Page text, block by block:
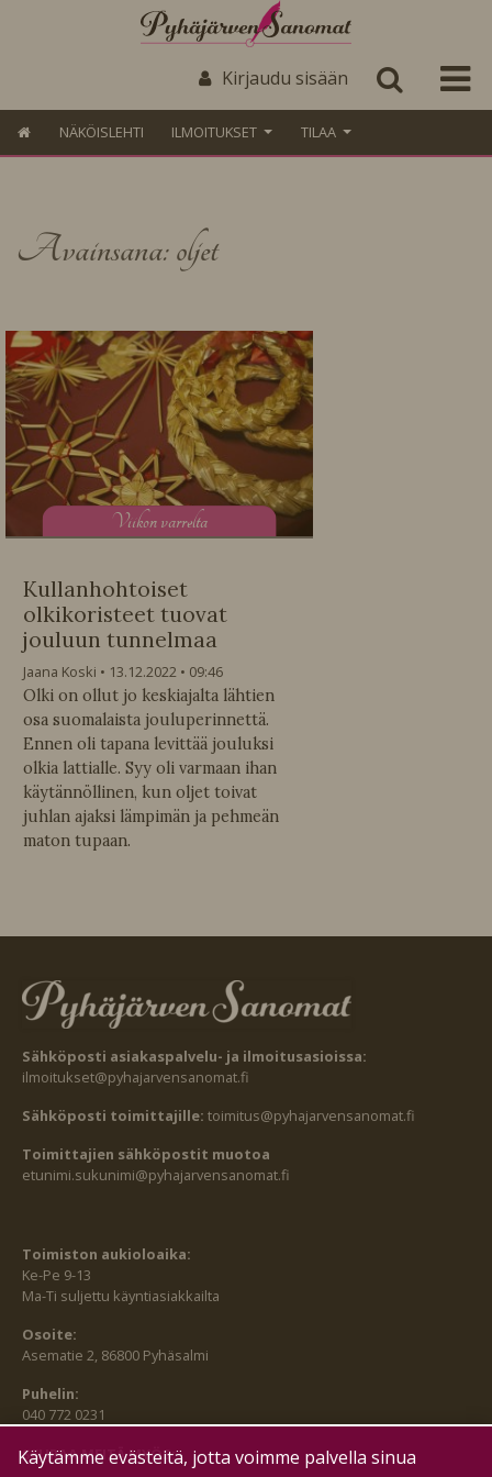
Kirjaudu sisään
NÄKÖISLEHTI ILMOITUKSET TILAA
Avainsana: oljet
Viikon varrelta
Kullanhohtoiset
olkikoristeet tuovat
jouluun tunnelmaa
Jaana Koski 13.12.2022
09:46
Olki on ollut jo keskiajalta lähtien
osa suomalaista jouluperinnettä.
Ennen oli tapana levittää jouluksi
olkia lattialle. Syy oli varmaan ihan
käytännöllinen, kun oljet toivat
juhlan ajaksi lämpimän ja pehmeän
maton tupaan.
Sähköposti asiakaspalvelu- ja ilmoitusasioissa:
ilmoitukset@pyhajarvensanomat.fi
Sähköposti toimittajille: toimitus@pyhajarvensanomat.fi
Toimittajien sähköpostit muotoa
etunimi.sukunimi@pyhajarvensanomat.fi
Toimiston aukioloaika:
Ke-Pe 9-13
Ma-Ti suljettu käyntiasiakkailta
Osoite:
Asematie 2, 86800 Pyhäsalmi
Puhelin:
040 772 0231
SEURAA MEITÄ MYÖS:
Käytämme evästeitä, jotta voimme palvella sinua